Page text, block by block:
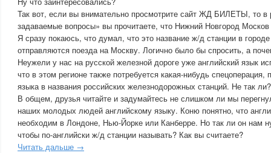
Так вот, если вы внимательно просмотрите сайт ЖД БИЛЕТЫ, то в
задаваемые вопросы» вы прочитаете, что Нижний Новгород Москов
Я сразу покаюсь, что думал, что это название ж/д станции в
отправляются поезда на Москву. Логично было бы спросить, а
Неужели у нас на русской железной дороге уже английский язык
что в этом регионе также потребуется какая-нибудь
языка в названия российских железнодорожных станций. Не так ли?
В общем, друзья читайте и задумайтесь не слишком ли мы
наших молодых людей английскому языку. Коню понятно, что
необходим в Лондоне, Нью-Йорке или Канберре. Но так ли он нам
чтобы по-английски ж/д станции называть? Как вы считаете?
Читать дальше →